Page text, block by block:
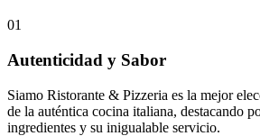
01
Autenticidad y Sabor
Siamo Ristorante & Pizzeria es la mejor
de la auténtica cocina italiana, destacando
ingredientes y su inigualable servicio.